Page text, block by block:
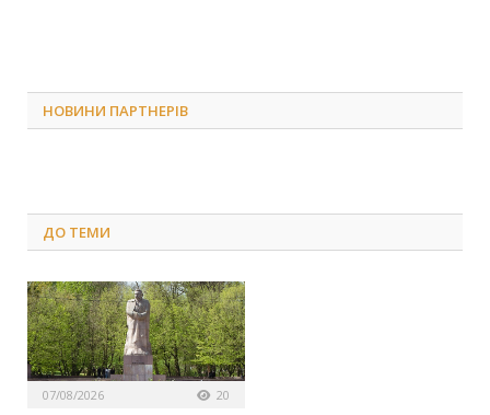
НОВИНИ ПАРТНЕРІВ
ДО ТЕМИ
07/08/2026 20